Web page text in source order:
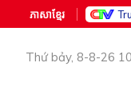
ភាសាខ្មែរ
Thứ bảy, 8-8-26